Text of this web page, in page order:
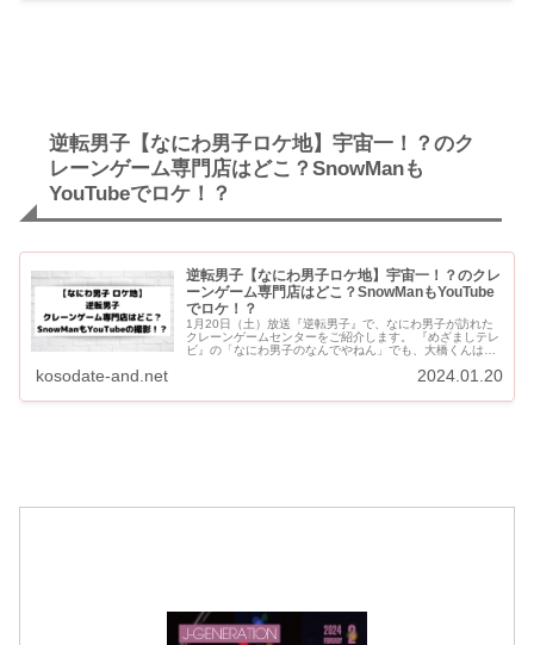
逆転男子【なにわ男子ロケ地】宇宙一！？のク
レーンゲーム専門店はどこ？SnowManも
YouTubeでロケ！？
逆転男子【なにわ男子ロケ地】宇宙一！？のクレ
ーンゲーム専門店はどこ？SnowManもYouTube
でロケ！？
1月20日（土）放送『逆転男子』で、なにわ男子が訪れた
クレーンゲームセンターをご紹介します。 『めざましテレ
ビ』の「なにわ男子のなんでやねん」でも、大橋くんはロ
kosodate-and.net 2024.01.20